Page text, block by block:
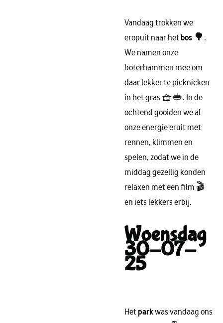
Vandaag trokken we
eropuit naar hetbos 🌳.
We namen onze
boterhammen mee om
daar lekker te picknicken
in het gras 🧺🥪. In de
ochtend gooiden we al
onze energie eruit met
rennen, klimmen en
spelen, zodat we in de
middag gezellig konden
relaxen met een film 🎬
en iets lekkers erbij.
Woensdag
30-07-
25
Hetparkwas vandaag ons